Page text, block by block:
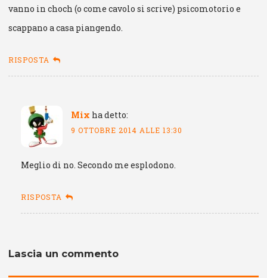
vanno in choch (o come cavolo si scrive) psicomotorio e
scappano a casa piangendo.
RISPOSTA
Mix ha detto:
9 OTTOBRE 2014 ALLE 13:30
Meglio di no. Secondo me esplodono.
RISPOSTA
Lascia un commento